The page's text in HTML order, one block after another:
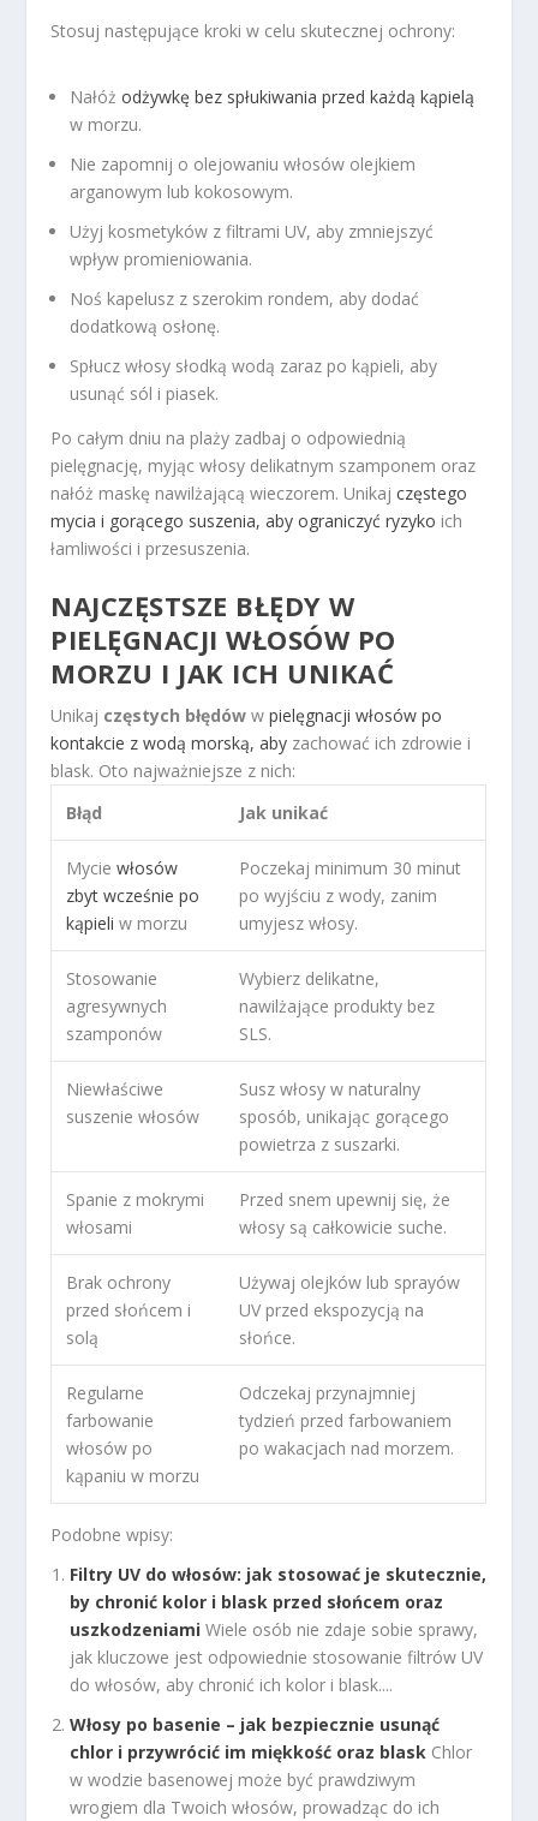
Stosuj następujące kroki w celu skutecznej ochrony:
Nałóżodżywkę bez spłukiwania przed każdą kąpielą
w morzu.
Nie zapomnij o olejowaniu włosów olejkiem
arganowym lub kokosowym.
Użyj kosmetyków z filtrami UV, aby zmniejszyć
wpływ promieniowania.
Noś kapelusz z szerokim rondem, aby dodać
dodatkową osłonę.
Spłucz włosy słodką wodą zaraz po kąpieli, aby
usunąć sól i piasek.
Po całym dniu na plaży zadbaj o odpowiednią
pielęgnację, myjąc włosy delikatnym szamponem oraz
nałóż maskę nawilżającą wieczorem. Unikajczęstego
mycia i gorącego suszenia, aby ograniczyć ryzyko ich
łamliwości i przesuszenia.
NAJCZĘSTSZE BŁĘDY W
PIELĘGNACJI WŁOSÓW PO
MORZU I JAK ICH UNIKAĆ
Unikaj częstych błędów wpielęgnacji włosów po
kontakcie z wodą morską, aby zachować ich zdrowie i
blask. Oto najważniejsze z nich:
Błąd
Jak unikać
Myciewłosów
zbyt wcześnie po
kąpieli w morzu
Poczekaj minimum 30 minut
po wyjściu z wody, zanim
umyjesz włosy.
Stosowanie
agresywnych
szamponów
Wybierz delikatne,
nawilżające produkty bez
SLS.
Niewłaściwe
suszenie włosów
Susz włosy w naturalny
sposób, unikając gorącego
powietrza z suszarki.
Spanie z mokrymi
włosami
Przed snem upewnij się, że
włosy są całkowicie suche.
Brak ochrony
przed słońcem i
solą
Używaj olejków lub sprayów
UV przed ekspozycją na
słońce.
Regularne
farbowanie
włosów po
kąpaniu w morzu
Odczekaj przynajmniej
tydzień przed farbowaniem
po wakacjach nad morzem.
Podobne wpisy:
Filtry UV do włosów: jak stosować je skutecznie,
by chronić kolor i blask przed słońcem oraz
uszkodzeniami Wiele osób nie zdaje sobie sprawy,
jak kluczowe jest odpowiednie stosowanie filtrów UV
do włosów, aby chronić ich kolor i blask....
Włosy po basenie – jak bezpiecznie usunąć
chlor i przywrócić im miękkość oraz blask Chlor
w wodzie basenowej może być prawdziwym
wrogiem dla Twoich włosów, prowadząc do ich